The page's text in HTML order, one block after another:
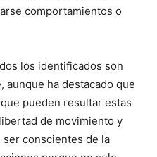
comportamientos o
los identificados son
aunque ha destacado que
pueden resultar estas
de movimiento y
conscientes de la